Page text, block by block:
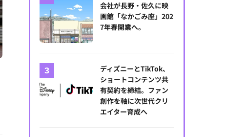
会社が長野・佐久に映
画館「なかごみ座」202
7年春開業へ。
ディズニーとTikTok、
ショートコンテンツ共
有契約を締結。ファン
創作を軸に次世代クリ
エイター育成へ